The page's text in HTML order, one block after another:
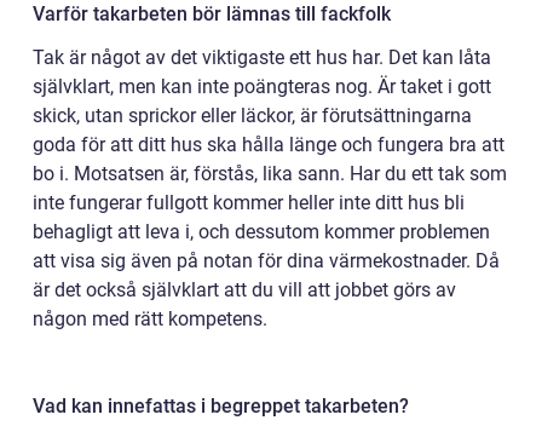
Varför takarbeten bör lämnas till fackfolk
Tak är något av det viktigaste ett hus har. Det kan låta
självklart, men kan inte poängteras nog. Är taket i gott
skick, utan sprickor eller läckor, är förutsättningarna
goda för att ditt hus ska hålla länge och fungera bra att
bo i. Motsatsen är, förstås, lika sann. Har du ett tak som
inte fungerar fullgott kommer heller inte ditt hus bli
behagligt att leva i, och dessutom kommer problemen
att visa sig även på notan för dina värmekostnader. Då
är det också självklart att du vill att jobbet görs av
någon med rätt kompetens.
Vad kan innefattas i begreppet takarbeten?